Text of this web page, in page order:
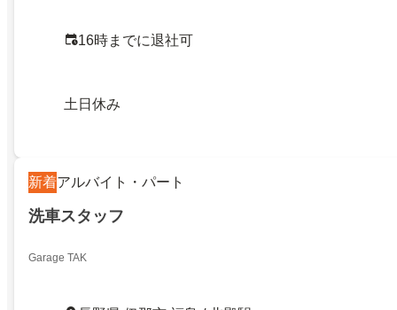
16時までに退社可
土日休み
新着アルバイト・パート
洗車スタッフ
Garage TAK